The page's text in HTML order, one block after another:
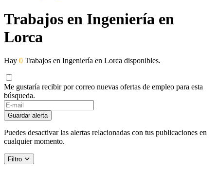
Trabajos en Ingeniería en
Lorca
Hay 0 Trabajos en Ingeniería en Lorca disponibles.
Me gustaría recibir por correo nuevas ofertas de empleo para esta
búsqueda.
Guardar alerta
Puedes desactivar las alertas relacionadas con tus publicaciones en
cualquier momento.
Filtro